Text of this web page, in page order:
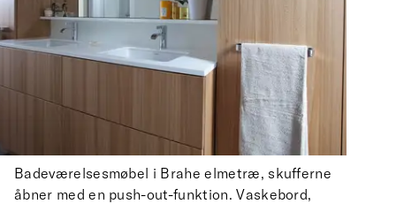
Badeværelsesmøbel i Brahe elmetræ, skufferne
åbner med en push-out-funktion. Vaskebord,